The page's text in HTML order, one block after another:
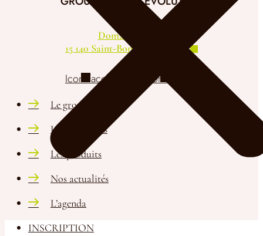
INSCRIPTION
Domaine de Fau
15 140 Saint-Bonnet -de-Salers
Icon-Facebook Icon-Insta
Le groupe
La race Salers
Les produits
Nos actualités
L’agenda
La Station d’évaluation